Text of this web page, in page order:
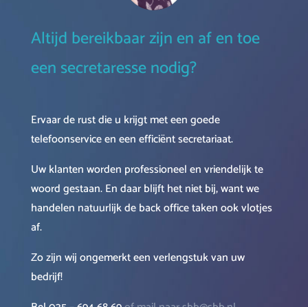
Altijd bereikbaar zijn en af en toe
een secretaresse nodig?
Ervaar de rust die u krijgt met een goede
telefoonservice en een efficiënt secretariaat.
Uw klanten worden professioneel en vriendelijk te
woord gestaan. En daar blijft het niet bij, want we
handelen natuurlijk de back office taken ook vlotjes
af.
Zo zijn wij ongemerkt een verlengstuk van uw
bedrijf!